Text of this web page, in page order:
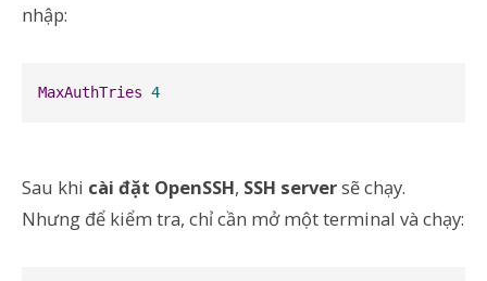
nhập:
MaxAuthTries 4
Sau khi cài đặt OpenSSH, SSH serversẽ chạy.
Nhưng để kiểm tra, chỉ cần mở một terminal và chạy: